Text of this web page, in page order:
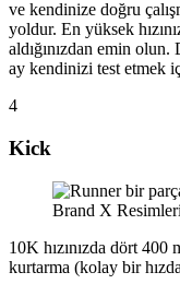
ve kendinize doğru
yoldur. En yüksek
aldığınızdan emin olun.
ay kendinizi test etmek
4
Kick
Brand X Resimleri
10K hızınızda dört
kurtarma (kolay bir